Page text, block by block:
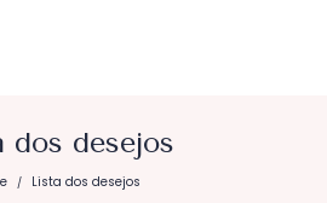
dos desejos
/ Lista dos desejos